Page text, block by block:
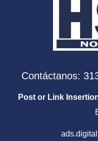
Contáctanos:
Post or Link